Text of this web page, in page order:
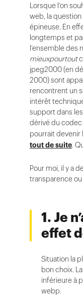
Lorsque l’on
web, la
épineuse. En
longtemps et
l’ensemble des
mieuxpourtout
jpeg2000 (en
2000) sont
rencontrent un
intérêt
support dans
dérivé du codec
pourrait devenir
tout de suite.
Pour moi, il y a
transparence ou
1. Je
effet
Situation la
bon choix.
inférieure à
webp.